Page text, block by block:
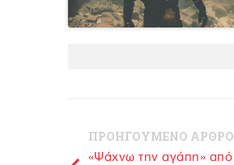
ΠΡΟΗΓΟΥΜΕΝΟ ΑΡΘΡΟ
«Ψάχνω την αγάπη» από